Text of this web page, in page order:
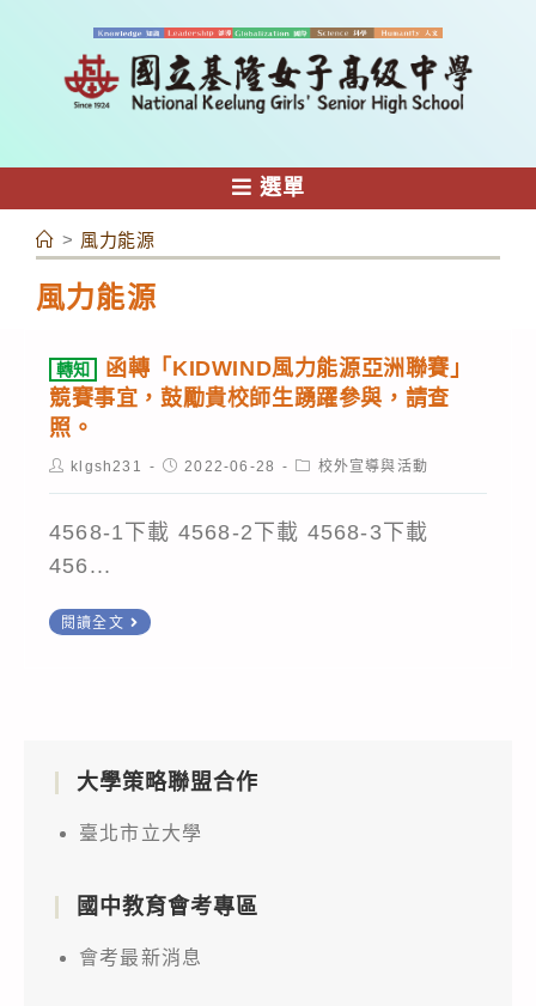
容
選單
風力能源
> 風力能源
轉知
函轉「KIDWIND風力能源亞洲聯賽」
競賽事宜，鼓勵貴校師生踴躍參與，請查
照。
Postklgsh231
Post2022-06-28
Post校外宣導與活動
4568-1下載 4568-2下載 4568-3下載
456...
閱讀全文
風
力
亞
洲
大學策略聯盟合作
臺北市立大學
國中教育會考專區
會考最新消息